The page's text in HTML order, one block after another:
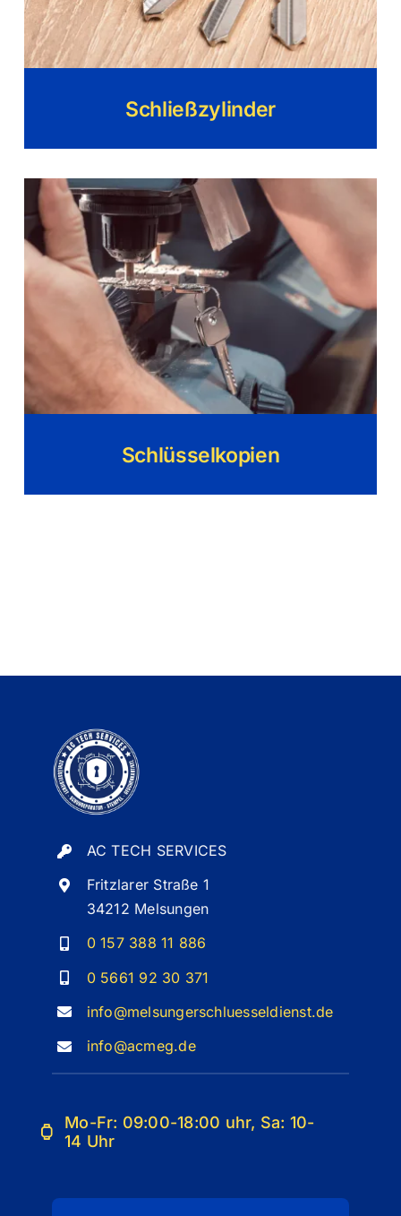
Schließzylinder
Schlüsselkopien
AC TECH SERVICES
Fritzlarer Straße 1
34212 Melsungen
0 157 388 11 886
0 5661 92 30 371
info@melsungerschluesseldienst.de
info@acmeg.de
Mo-Fr: 09:00-18:00 uhr, Sa: 10-
14 Uhr